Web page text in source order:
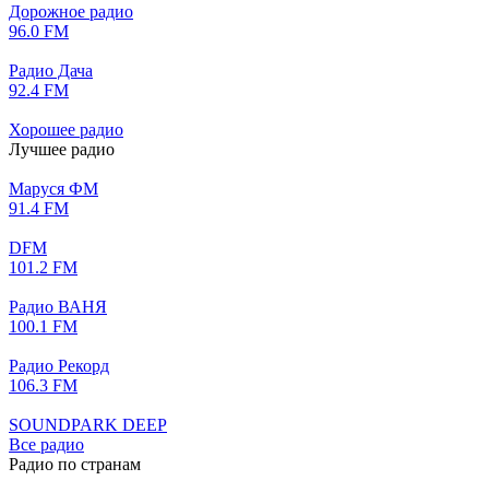
Дорожное радио
96.0 FM
Радио Дача
92.4 FM
Хорошее радио
Лучшее радио
Маруся ФМ
91.4 FM
DFM
101.2 FM
Радио ВАНЯ
100.1 FM
Радио Рекорд
106.3 FM
SOUNDPARK DEEP
Все радио
Радио по странам